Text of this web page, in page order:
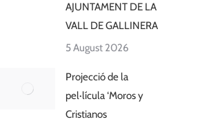
AJUNTAMENT DE LA
VALL DE GALLINERA
5 August 2026
Projecció de la
pel·lícula ‘Moros y
Cristianos